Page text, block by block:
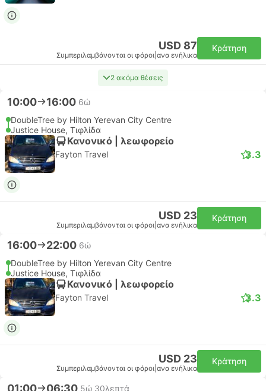
USD 87
Συμπεριλαμβάνονται οι φόροι ανα ενήλικα
Κράτηση
2 ακόμα θέσεις
10:00 16:00 6ώ
DoubleTree by Hilton Yerevan City Centre
Justice House, Τιφλίδα
Κανονικό | λεωφορείο
Fayton Travel 3.3
USD 23
Συμπεριλαμβάνονται οι φόροι ανα ενήλικα
Κράτηση
16:00 22:00 6ώ
DoubleTree by Hilton Yerevan City Centre
Justice House, Τιφλίδα
Κανονικό | λεωφορείο
Fayton Travel 3.3
USD 23
Συμπεριλαμβάνονται οι φόροι ανα ενήλικα
Κράτηση
01:00 06:30 5ώ 30λεπτά